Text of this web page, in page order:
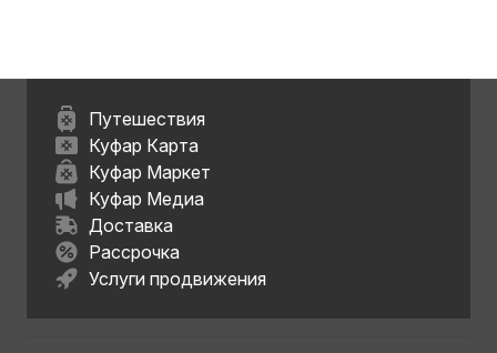
Путешествия
Куфар Карта
Куфар Маркет
Куфар Медиа
Доставка
Рассрочка
Услуги продвижения